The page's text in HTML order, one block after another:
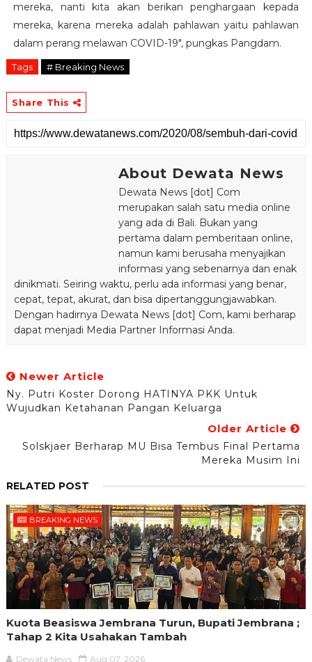
mereka, nanti kita akan berikan penghargaan kepada
mereka, karena mereka adalah pahlawan yaitu pahlawan
dalam perang melawan COVID-19", pungkas Pangdam.
Tags # Breaking News
Share This
About Dewata News
Dewata News [dot] Com
merupakan salah satu media online
yang ada di Bali. Bukan yang
pertama dalam pemberitaan online,
namun kami berusaha menyajikan
informasi yang sebenarnya dan enak
dinikmati. Seiring waktu, perlu ada informasi yang benar,
cepat, tepat, akurat, dan bisa dipertanggungjawabkan.
Dengan hadirnya Dewata News [dot] Com, kami berharap
dapat menjadi Media Partner Informasi Anda.
Newer Article
Ny. Putri Koster Dorong HATINYA PKK Untuk
Wujudkan Ketahanan Pangan Keluarga
Older Article
Solskjaer Berharap MU Bisa Tembus Final Pertama
Mereka Musim Ini
RELATED POST
BREAKING NEWS
Kuota Beasiswa Jembrana Turun, Bupati Jembrana ;
Tahap 2 Kita Usahakan Tambah
Dewata News Aug 07, 2026